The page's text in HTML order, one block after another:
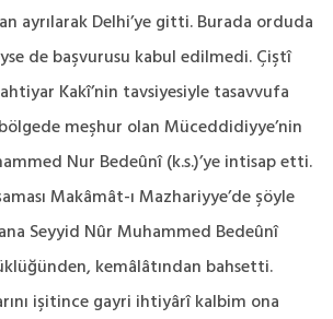
ayrılarak Delhi’ye gitti. Burada orduda
de başvurusu kabul edilmedi. Çiştî
Kakî’nin tavsiyesiyle tasavvufa
meşhur olan Müceddidiyye’nin
Nur Bedeûnî (k.s.)’ye intisap etti.
Makâmât-ı Mazhariyye’de şöyle
Seyyid Nûr Muhammed Bedeûnî
kemâlâtından bahsetti.
işitince gayri ihtiyârî kalbim ona